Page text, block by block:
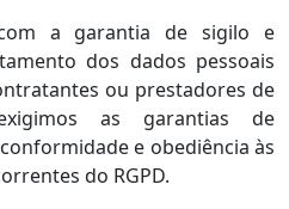
a garantia de sigilo e
dos dados pessoais
ou prestadores de
as garantias de
e obediência às
do RGPD.